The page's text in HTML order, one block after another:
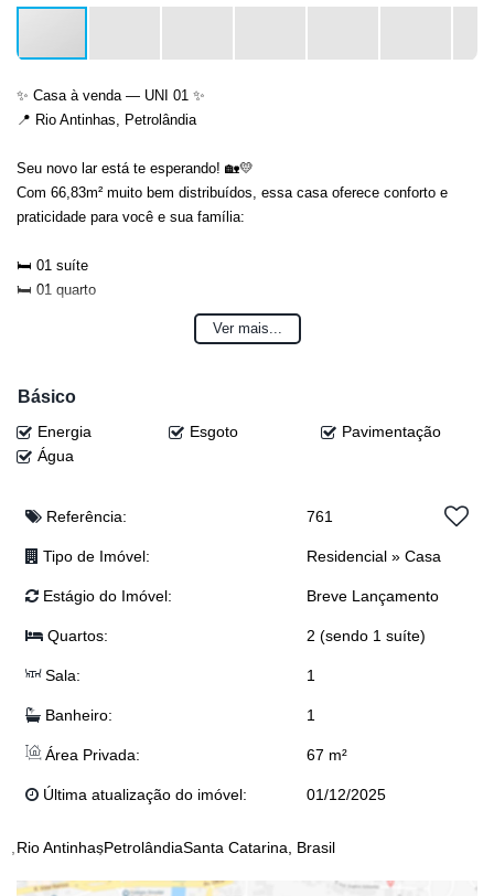
✨ Casa à venda — UNI 01 ✨
📍 Rio Antinhas, Petrolândia
Seu novo lar está te esperando! 🏡💛
Com 66,83m² muito bem distribuídos, essa casa oferece conforto e
praticidade para você e sua família:
🛏️ 01 suíte
🛏️ 01 quarto
🌤️ Área social perfeita para receber visitas
💰 Valor: R$ 335.000,00
(Obs: valor sujeito à alteração sem aviso prévio)
📞 Agende sua visita e venha conhecer seu futuro lar! 🏠✨
📲 Djonatan: (47) 99624-2007
📲 Josi: (47) 99243-5366
📲 Anderson: (47) 98468-0283
📲 Dyone : (47) 9113-5550
Ver mais...
Básico
Energia Esgoto
Pavimentação
Água
Referência: 761
Tipo de Imóvel: Residencial » Casa
Estágio do Imóvel: Breve Lançamento
Quartos: 2 (sendo 1 suíte)
Sala: 1
Banheiro: 1
Área Privada: 67 m²
Última atualização do imóvel: 01/12/2025
Rio AntinhasPetrolândiaSanta Catarina, Brasil